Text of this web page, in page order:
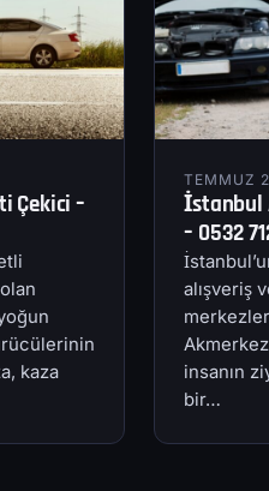
Çekici –
kaza
TEMMUZ
İstanbul
– 0532
alışveriş
insanın
bir…